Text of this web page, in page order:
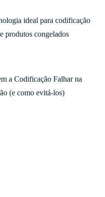
ideal para codificação
produtos congelados
a Codificação Falhar na
(e como evitá-los)